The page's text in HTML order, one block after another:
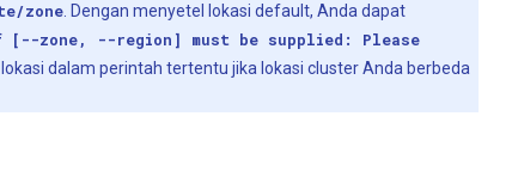
zone . Dengan menyetel lokasi default, Anda dapat
[--zone, --region] must be supplied: Please
dalam perintah tertentu jika lokasi cluster Anda berbeda